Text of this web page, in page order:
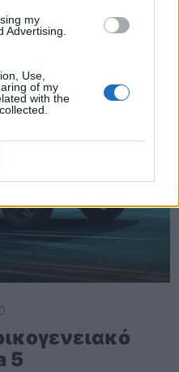
my
Advertising.
Use,
of my
with the
5